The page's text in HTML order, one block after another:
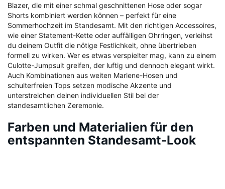
Blazer, die mit einer schmal geschnittenen Hose oder sogar
Shorts kombiniert werden können – perfekt für eine
Sommerhochzeit im Standesamt. Mit den richtigen Accessoires,
wie einer Statement-Kette oder auffälligen Ohrringen, verleihst
du deinem Outfit die nötige Festlichkeit, ohne übertrieben
formell zu wirken. Wer es etwas verspielter mag, kann zu einem
Culotte-Jumpsuit greifen, der luftig und dennoch elegant wirkt.
Auch Kombinationen aus weiten Marlene-Hosen und
schulterfreien Tops setzen modische Akzente und
unterstreichen deinen individuellen Stil bei der
standesamtlichen Zeremonie.
Farben und Materialien für den
entspannten Standesamt-Look